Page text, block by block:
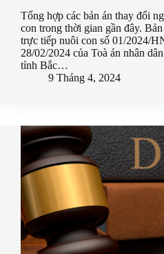
Tổng hợp các bản án thay đổi
con trong thời gian gần đây.
trực tiếp nuôi con số 01/2024/
28/02/2024 của Toà án nhân
tỉnh Bắc…
9 Tháng 4, 2024